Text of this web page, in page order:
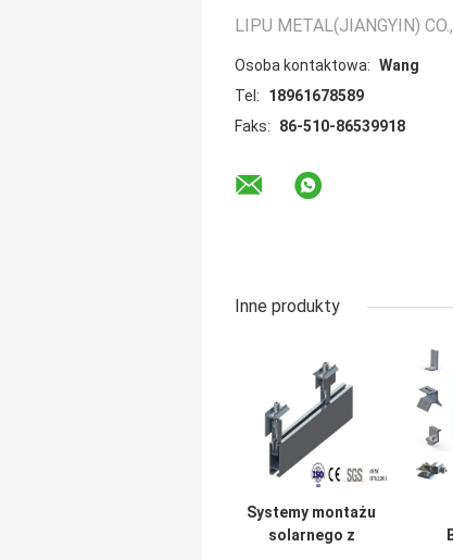
LIPU METAL(JIANGYIN)
Osoba kontaktowa: Wang
Tel:
18961678589
Faks:
86-510-86539918
Inne produkty
Systemy montażu
solarnego z